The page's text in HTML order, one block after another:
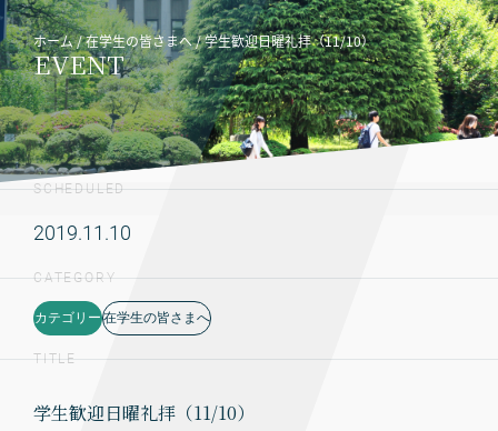
ホーム 在学生の皆さまへ 学生歓迎日曜礼拝（11/10）
EVENT
SCHEDULED
2019.11.10
CATEGORY
カテゴリー 在学生の皆さまへ
TITLE
学生歓迎日曜礼拝（11/10）